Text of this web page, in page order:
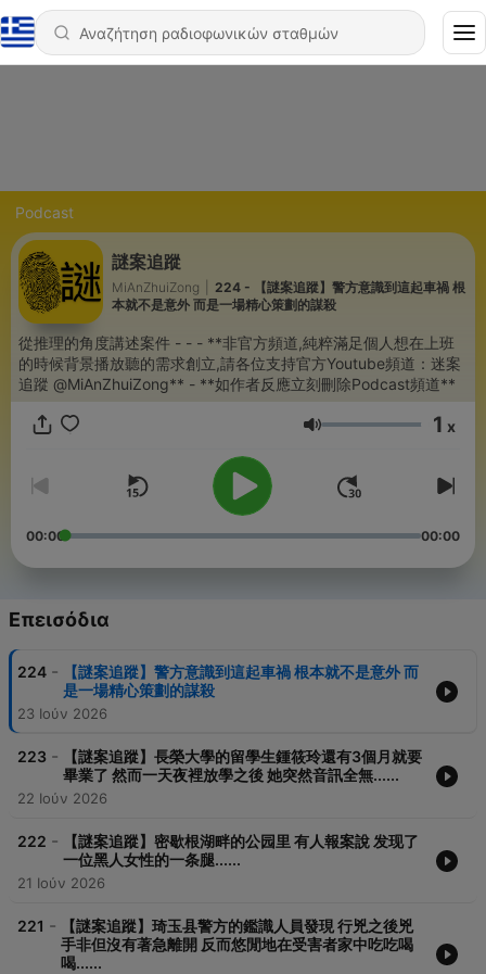
Podcast
謎案追蹤
MiAnZhuiZong
224 - 【謎案追蹤】警方意識到這起車禍 根
本就不是意外 而是一場精心策劃的謀殺
從推理的角度講述案件 - - - **非官方頻道,純粹滿足個人想在上班
的時候背景播放聽的需求創立,請各位支持官方Youtube頻道：迷案
追蹤 @MiAnZhuiZong** - **如作者反應立刻刪除Podcast頻道**
Ένταση 1 x
00:00 00:00
Επεισόδια
224 -
【謎案追蹤】警方意識到這起車禍 根本就不是意外 而
是一場精心策劃的謀殺
23 Ιούν 2026
223 -
【謎案追蹤】長榮大學的留學生鍾筱玲還有3個月就要
畢業了 然而一天夜裡放學之後 她突然音訊全無......
22 Ιούν 2026
222 -
【謎案追蹤】密歇根湖畔的公园里 有人報案說 发现了
一位黑人女性的一条腿......
21 Ιούν 2026
221 -
【謎案追蹤】琦玉县警方的鑑識人員發現 行兇之後兇
手非但沒有著急離開 反而悠閒地在受害者家中吃吃喝
喝......